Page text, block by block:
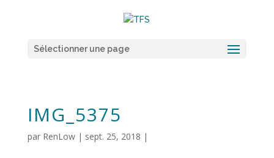
Sélectionner une page
IMG_5375
par RenLow| sept. 25, 2018 |